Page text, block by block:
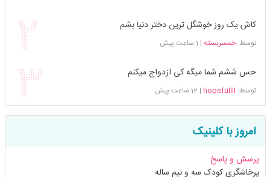
کاش یک روز خوشگل ترین دختر دنیا بشم
توسطخمسربسته | 1 ساعت پیش
حس ششم شما میگه کی ازدواج میکنم
توسط hopefullll
| 12 ساعت پیش
امروز با کلینیک
پرسش و پاسخ
پرخاشگری کودک سه و نیم ساله